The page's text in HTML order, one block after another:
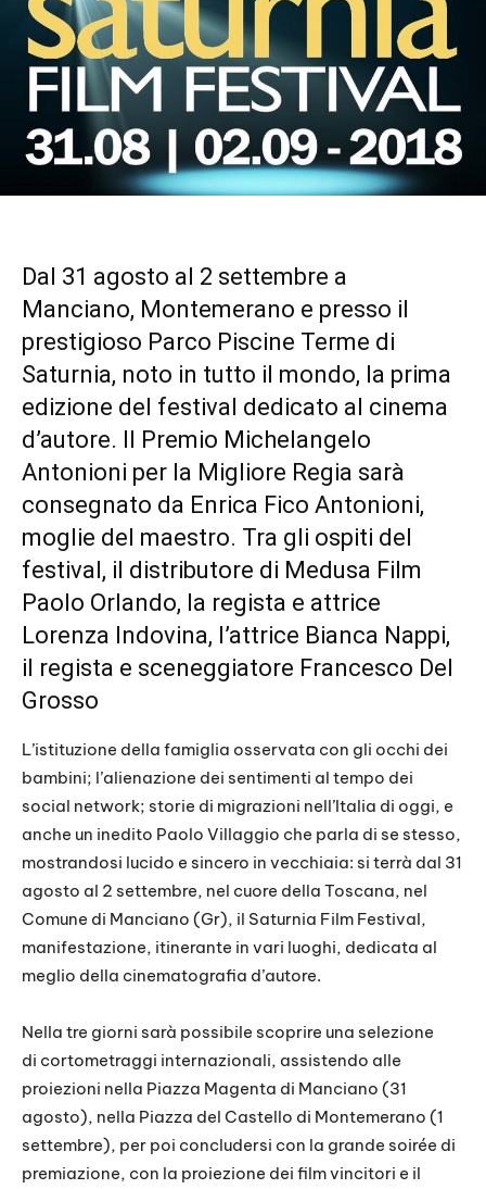
Dal 31 agosto al 2 settembre a
Manciano, Montemerano e presso il
prestigioso Parco Piscine Terme di
Saturnia, noto in tutto il mondo, la prima
edizione del festival dedicato al cinema
d’autore. Il Premio Michelangelo
Antonioni per la Migliore Regia sarà
consegnato da Enrica Fico Antonioni,
moglie del maestro. Tra gli ospiti del
festival, il distributore di Medusa Film
Paolo Orlando, la regista e attrice
Lorenza Indovina, l’attrice Bianca Nappi,
il regista e sceneggiatore Francesco Del
Grosso
L’istituzione della famiglia osservata con gli occhi dei
bambini; l’alienazione dei sentimenti al tempo dei
social network; storie di migrazioni nell’Italia di oggi, e
anche un inedito Paolo Villaggio che parla di se stesso,
mostrandosi lucido e sincero in vecchiaia: si terrà dal 31
agosto al 2 settembre, nel cuore della Toscana, nel
Comune di Manciano (Gr), il Saturnia Film Festival,
manifestazione, itinerante in vari luoghi, dedicata al
meglio della cinematografia d’autore.
Nella tre giorni sarà possibile scoprire una selezione
di cortometraggi internazionali, assistendo alle
proiezioni nella Piazza Magenta di Manciano (31
agosto), nella Piazza del Castello di Montemerano (1
settembre), per poi concludersi con la grande soirée di
premiazione, con la proiezione dei film vincitori e il